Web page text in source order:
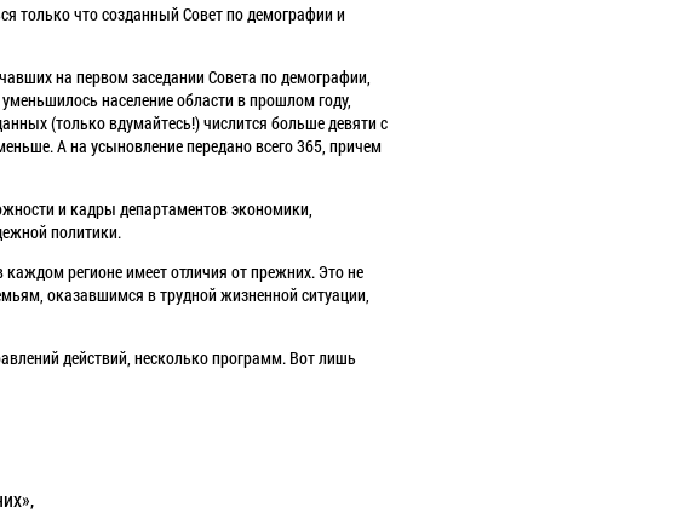
только что созданный Совет по демографии и
на первом заседании Совета по демографии,
население области в прошлом году,
(только вдумайтесь!) числится больше девяти с
А на усыновление передано всего 365, причем
и кадры департаментов экономики,
политики.
регионе имеет отличия от прежних. Это не
оказавшимся в трудной жизненной ситуации,
действий, несколько программ. Вот лишь